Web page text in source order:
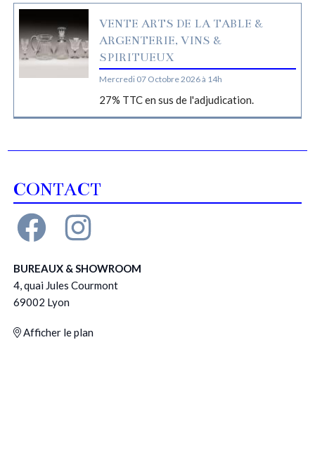
VENTE ARTS DE LA TABLE &
ARGENTERIE, VINS &
SPIRITUEUX
Mercredi 07 Octobre 2026 à 14h
27% TTC en sus de l'adjudication.
CONTACT
BUREAUX & SHOWROOM
4, quai Jules Courmont
69002 Lyon
Afficher le plan